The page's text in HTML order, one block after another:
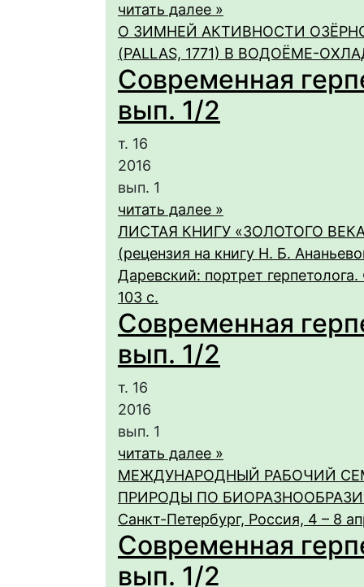
читать далее »
О ЗИМНЕЙ АКТИВНОСТИ ОЗЁРНОЙ
(PALLAS, 1771) В ВОДОЁМЕ-
Современная
вып. 1/2
т. 16
2016
вып. 1
читать далее »
ЛИСТАЯ КНИГУ «ЗОЛОТОГО
(рецензия на книгу Н. Б.
Даревский: портрет
103 с.
Современная
вып. 1/2
т. 16
2016
вып. 1
читать далее »
МЕЖДУНАРОДНЫЙ РАБОЧИЙ
ПРИРОДЫ ПО
Санкт-Петербург, Россия, 4 – 8
Современная
вып. 1/2